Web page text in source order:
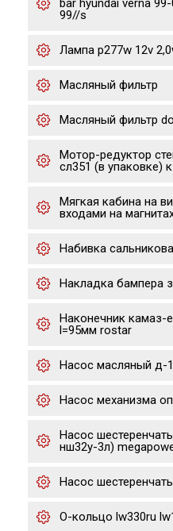
bar hyundai verna
99//s
Лампа p277w 12v
Масляный фильтр
Масляный фильтр
Мотор-редуктор
сл351 (в упаковке)
Мягкая кабина на
входами на
Набивка
Накладка бампера
Наконечник камаз-
l=95мм rostar
Насос масляный д-
Насос механизма
Насос
нш32у-3л)
Насос
О-кольцо lw330ru